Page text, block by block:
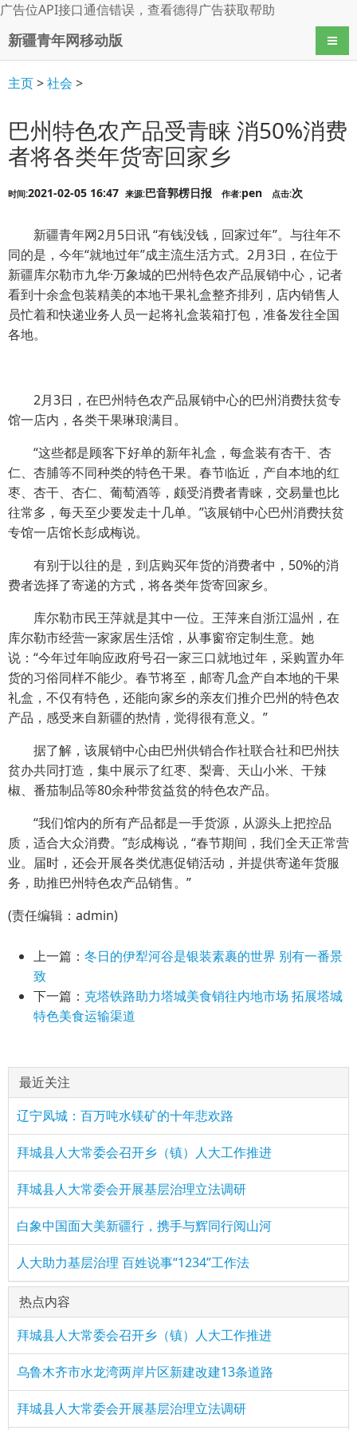
广告位API接口通信错误，查看德得广告获取帮助
新疆青年网移动版 导航
主页>社会 >
巴州特色农产品受青睐 消50%消费
者将各类年货寄回家乡
时间:2021-02-05 16:47 来源:巴音郭楞日报 作者:pen 点击:次
新疆青年网2月5日讯 “有钱没钱，回家过年”。与往年不
同的是，今年“就地过年”成主流生活方式。2月3日，在位于
新疆库尔勒市九华·万象城的巴州特色农产品展销中心，记者
看到十余盒包装精美的本地干果礼盒整齐排列，店内销售人
员忙着和快递业务人员一起将礼盒装箱打包，准备发往全国
各地。
2月3日，在巴州特色农产品展销中心的巴州消费扶贫专
馆一店内，各类干果琳琅满目。
“这些都是顾客下好单的新年礼盒，每盒装有杏干、杏
仁、杏脯等不同种类的特色干果。春节临近，产自本地的红
枣、杏干、杏仁、葡萄酒等，颇受消费者青睐，交易量也比
往常多，每天至少要发走十几单。”该展销中心巴州消费扶贫
专馆一店馆长彭成梅说。
有别于以往的是，到店购买年货的消费者中，50%的消
费者选择了寄递的方式，将各类年货寄回家乡。
库尔勒市民王萍就是其中一位。王萍来自浙江温州，在
库尔勒市经营一家家居生活馆，从事窗帘定制生意。她
说：“今年过年响应政府号召一家三口就地过年，采购置办年
货的习俗同样不能少。春节将至，邮寄几盒产自本地的干果
礼盒，不仅有特色，还能向家乡的亲友们推介巴州的特色农
产品，感受来自新疆的热情，觉得很有意义。”
据了解，该展销中心由巴州供销合作社联合社和巴州扶
贫办共同打造，集中展示了红枣、梨膏、天山小米、干辣
椒、番茄制品等80余种带贫益贫的特色农产品。
“我们馆内的所有产品都是一手货源，从源头上把控品
质，适合大众消费。”彭成梅说，“春节期间，我们全天正常营
业。届时，还会开展各类优惠促销活动，并提供寄递年货服
务，助推巴州特色农产品销售。”
(责任编辑：admin)
上一篇： 冬日的伊犁河谷是银装素裹的世界 别有一番景
致
下一篇： 克塔铁路助力塔城美食销往内地市场 拓展塔城
特色美食运输渠道
最近关注
辽宁凤城：百万吨水镁矿的十年悲欢路
拜城县人大常委会召开乡（镇）人大工作推进
拜城县人大常委会开展基层治理立法调研
白象中国面大美新疆行，携手与辉同行阅山河
人大助力基层治理 百姓说事“1234”工作法
热点内容
拜城县人大常委会召开乡（镇）人大工作推进
乌鲁木齐市水龙湾两岸片区新建改建13条道路
拜城县人大常委会开展基层治理立法调研